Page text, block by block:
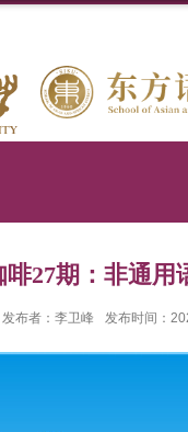
啡27期：非通用
发布者：李卫峰 发布时间：